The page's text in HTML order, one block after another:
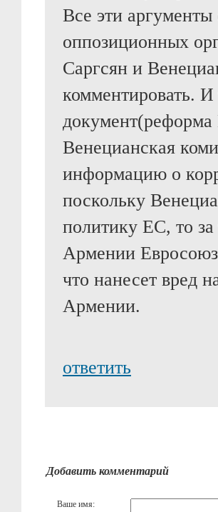
Все эти
оппозиционных
Саргсян и
комментировать.
документ(реформа
Венецианская
информацию о
поскольку
политику ЕС, то
Армении Евросоюз
что нанесет вред
Армении.
ответить
Добавить комментарий
Ваше имя: